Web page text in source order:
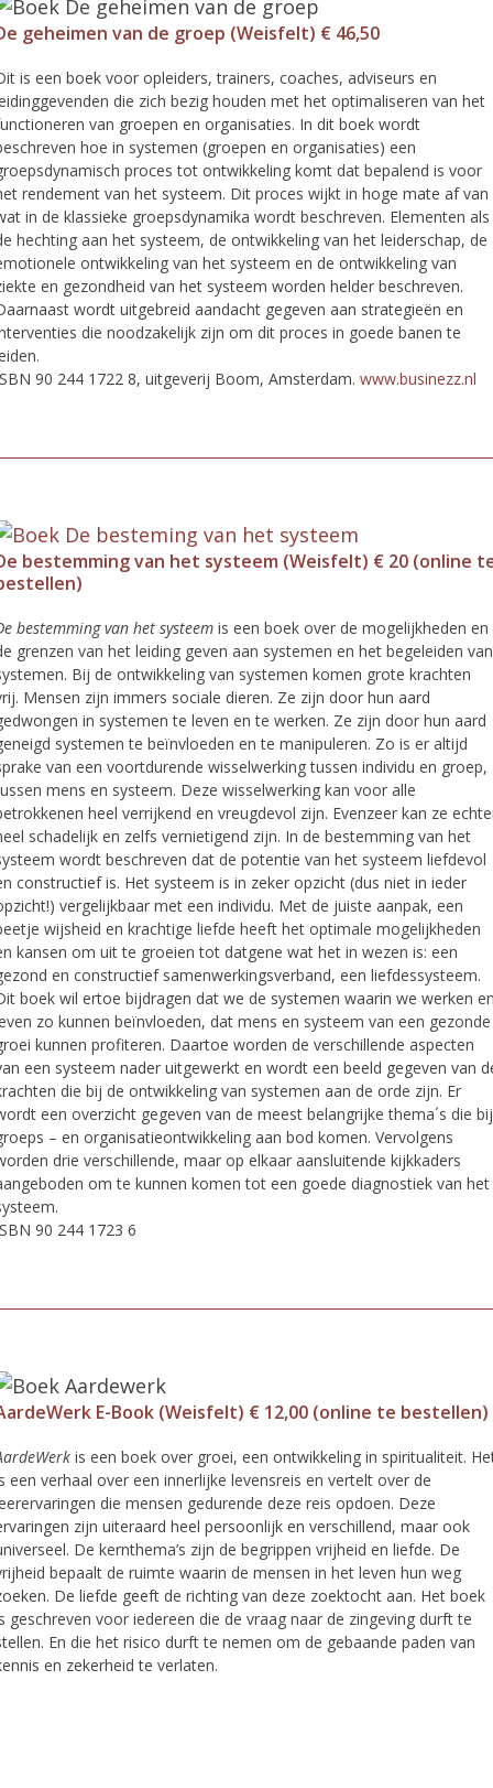
geheimen van de groep (Weisfelt) € 46,50
is een boek voor opleiders, trainers, coaches, adviseurs en
die zich bezig houden met het optimaliseren van het
van groepen en organisaties. In dit boek wordt
hoe in systemen (groepen en organisaties) een
proces tot ontwikkeling komt dat bepalend is voor
rendement van het systeem. Dit proces wijkt in hoge mate af van
in de klassieke groepsdynamika wordt beschreven. Elementen als
hechting aan het systeem, de ontwikkeling van het leiderschap, de
ontwikkeling van het systeem en de ontwikkeling van
en gezondheid van het systeem worden helder beschreven.
wordt uitgebreid aandacht gegeven aan strategieën en
die noodzakelijk zijn om dit proces in goede banen te
90 244 1722 8, uitgeverij Boom, Amsterdam. www.businezz.nl
bestemming van het systeem (Weisfelt) € 20 (online
bestemming van het systeem is een boek over de mogelijkheden en
grenzen van het leiding geven aan systemen en het begeleiden van
Bij de ontwikkeling van systemen komen grote krachten
Mensen zijn immers sociale dieren. Ze zijn door hun aard
in systemen te leven en te werken. Ze zijn door hun aard
systemen te beïnvloeden en te manipuleren. Zo is er altijd
van een voortdurende wisselwerking tussen individu en groep,
mens en systeem. Deze wisselwerking kan voor alle
heel verrijkend en vreugdevol zijn. Evenzeer kan ze
schadelijk en zelfs vernietigend zijn. In de bestemming van het
wordt beschreven dat de potentie van het systeem liefdevol
constructief is. Het systeem is in zeker opzicht (dus niet in ieder
vergelijkbaar met een individu. Met de juiste aanpak, een
wijsheid en krachtige liefde heeft het optimale mogelijkheden
kansen om uit te groeien tot datgene wat het in wezen is: een
en constructief samenwerkingsverband, een liefdessysteem.
boek wil ertoe bijdragen dat we de systemen waarin we werken
zo kunnen beïnvloeden, dat mens en systeem van een gezonde
kunnen profiteren. Daartoe worden de verschillende aspecten
een systeem nader uitgewerkt en wordt een beeld gegeven van
die bij de ontwikkeling van systemen aan de orde zijn. Er
een overzicht gegeven van de meest belangrijke thema´s die bij
– en organisatieontwikkeling aan bod komen. Vervolgens
drie verschillende, maar op elkaar aansluitende kijkkaders
om te kunnen komen tot een goede diagnostiek van het
90 244 1723 6
E-Book (Weisfelt) € 12,00 (online te bestellen)
is een boek over groei, een ontwikkeling in spiritualiteit.
een verhaal over een innerlijke levensreis en vertelt over de
die mensen gedurende deze reis opdoen. Deze
zijn uiteraard heel persoonlijk en verschillend, maar ook
De kernthema’s zijn de begrippen vrijheid en liefde. De
bepaalt de ruimte waarin de mensen in het leven hun weg
De liefde geeft de richting van deze zoektocht aan. Het boek
geschreven voor iedereen die de vraag naar de zingeving durft te
En die het risico durft te nemen om de gebaande paden van
en zekerheid te verlaten.